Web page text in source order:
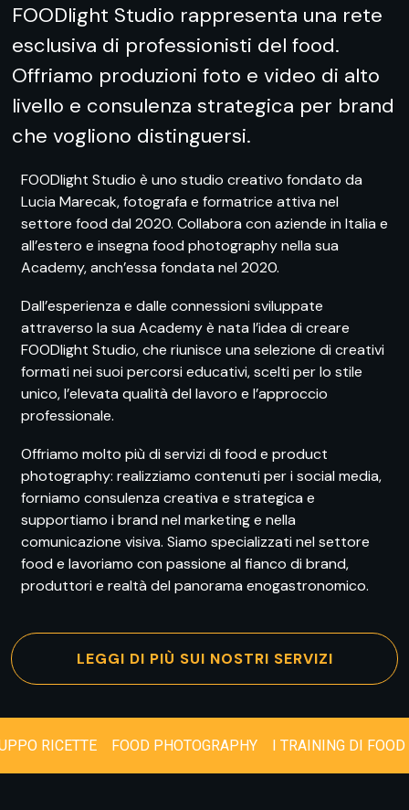
FOODlight Studio rappresenta una rete
esclusiva di professionisti del food.
Offriamo produzioni foto e video di alto
livello e consulenza strategica per brand
che vogliono distinguersi.
FOODlight Studio è uno studio creativo fondato da
Lucia Marecak, fotografa e formatrice attiva nel
settore food dal 2020. Collabora con aziende in Italia e
all’estero e insegna food photography nella sua
Academy, anch’essa fondata nel 2020.
Dall’esperienza e dalle connessioni sviluppate
attraverso la sua Academy è nata l’idea di creare
FOODlight Studio, che riunisce una selezione di creativi
formati nei suoi percorsi educativi, scelti per lo stile
unico, l’elevata qualità del lavoro e l’approccio
professionale.
Offriamo molto più di servizi di food e product
photography: realizziamo contenuti per i social media,
forniamo consulenza creativa e strategica e
supportiamo i brand nel marketing e nella
comunicazione visiva. Siamo specializzati nel settore
food e lavoriamo con passione al fianco di brand,
produttori e realtà del panorama enogastronomico.
LEGGI DI PIÙ SUI NOSTRI SERVIZI
RICETTE FOOD PHOTOGRAPHY I TRAINING DI